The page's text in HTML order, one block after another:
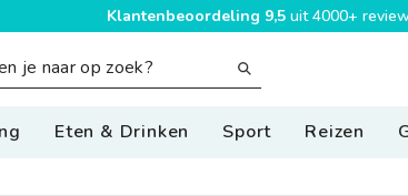
Klantenbeoordeling 9,5 uit 4000+
Eten & Drinken Sport Reizen